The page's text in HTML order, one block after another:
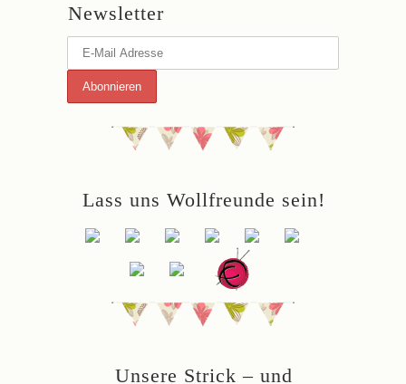
Newsletter
Lass uns Wollfreunde sein!
Unsere Strick – und